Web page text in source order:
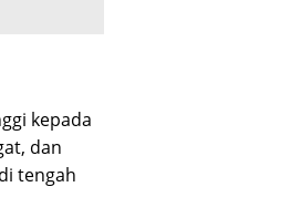
kepada
dan
tengah